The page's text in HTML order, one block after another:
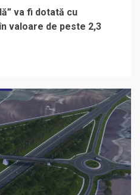
va fi dotată cu
valoare de peste 2,3